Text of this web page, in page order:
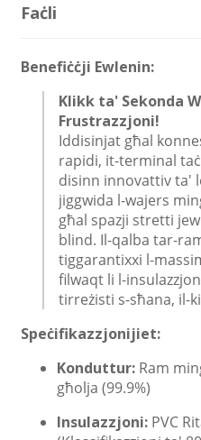
Faċli
Benefiċċji Ewlenin:
Klikk ta' Sekonda
Frustrazzjoni!
Iddisinjat għal
rapidi, it-terminal
disinn innovattiv ta'
jiggwida l-wajers
għal spazji stretti
blind. Il-qalba tar-
tiggarantixxi l-
filwaqt li l-
tirreżisti s-sħana, il-
Speċifikazzjonijiet:
Konduttur: Ram
għolja (99.9%)
Insulazzjoni: PVC